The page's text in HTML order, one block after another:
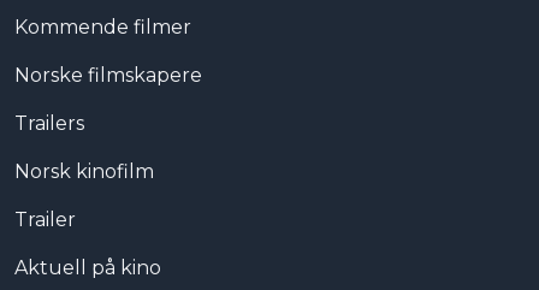
Kommende filmer
Norske filmskapere
Trailers
Norsk kinofilm
Trailer
Aktuell på kino